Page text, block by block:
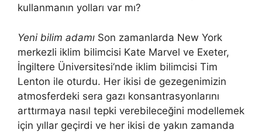
kullanmanın yolları var mı?
Yeni bilim adamı Son zamanlarda New York
merkezli iklim bilimcisi Kate Marvel ve Exeter,
İngiltere Üniversitesi’nde iklim bilimcisi Tim
Lenton ile oturdu. Her ikisi de gezegenimizin
atmosferdeki sera gazı konsantrasyonlarını
arttırmaya nasıl tepki verebileceğini modellemek
için yıllar geçirdi ve her ikisi de yakın zamanda